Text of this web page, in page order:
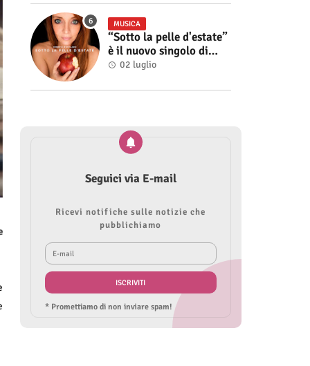
MUSICA
“Sotto la pelle d'estate”
è il nuovo singolo di
Roberta Modìgliani
02 luglio
Seguici via E-mail
Ricevi notifiche sulle notizie che
pubblichiamo
* Promettiamo di non inviare spam!